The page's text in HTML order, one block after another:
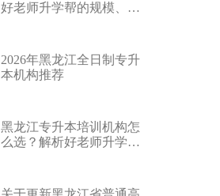
好老师升学帮的规模、师
2026年黑龙江全日制专升
本机构推荐
黑龙江专升本培训机构怎
么选？解析好老师升学帮